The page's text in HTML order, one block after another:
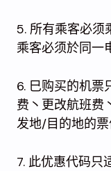
5. 所有乘客必须
乘客必须於同一
6. 巳购买的机票
费丶更改航班费
发地/目的地的票
7. 此优惠代码只